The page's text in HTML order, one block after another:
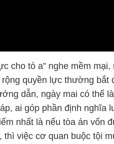
cho tò a” nghe mềm
quyền lực thường bắt
dẫn, ngày mai có thể
ai góp phần định nghĩa
nhất là nếu tòa án vốn
thì việc cơ quan buộc tội